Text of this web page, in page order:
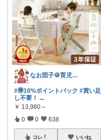
なお団子🍪育児・暮らしの便利グッズ
#🉐10%ポイントバック #買い足
し不要！ ...
￥ 13,980～
0 0 638
コレ いいね